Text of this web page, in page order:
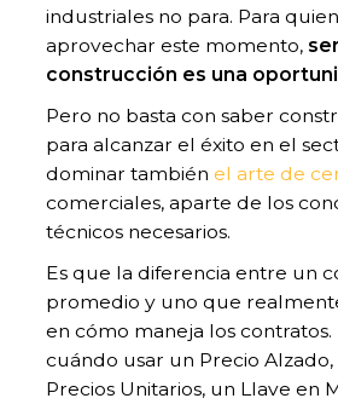
industriales no para. Para
aprovechar este momento,
construcción es una
Pero no basta con saber
para alcanzar el éxito en el
dominar también el arte de
comerciales, aparte de los
técnicos necesarios.
Es que la diferencia entre un
promedio y uno que
en cómo maneja los contratos.
cuándo usar un Precio
Precios Unitarios, un Llave en